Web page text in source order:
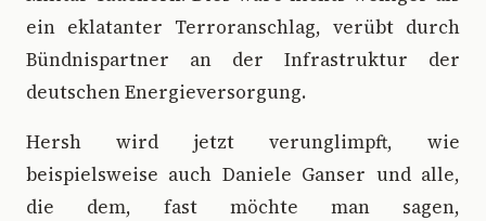
ein eklatanter Terroranschlag, verübt durch
Bündnispartner an der Infrastruktur der
deutschen Energieversorgung.
Hersh wird jetzt verunglimpft, wie
beispielsweise auch Daniele Ganser und alle,
die dem, fast möchte man sagen,